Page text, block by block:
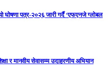
घोषणा पत्र-२०२६ जारी गर्दै ‘एफएनजे ग्लोबल
र मानवीय सेवासम्म उदाहरणीय अभियान